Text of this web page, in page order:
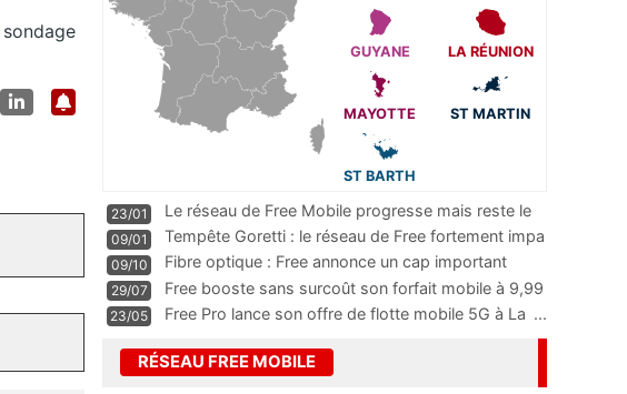
GUYANE LA RÉUNION
MAYOTTE ST MARTIN
ST BARTH
23/01
Le réseau de Free Mobile progresse mais reste le
m
...
09/01
Tempête Goretti : le réseau de Free fortement impa
09/10
Fibre optique : Free annonce un cap important
pass
...
29/07
Free booste sans surcoût son forfait mobile à 9,99
23/05 Free Pro lance son offre de flotte mobile 5G à La ...
RÉSEAU FREE MOBILE